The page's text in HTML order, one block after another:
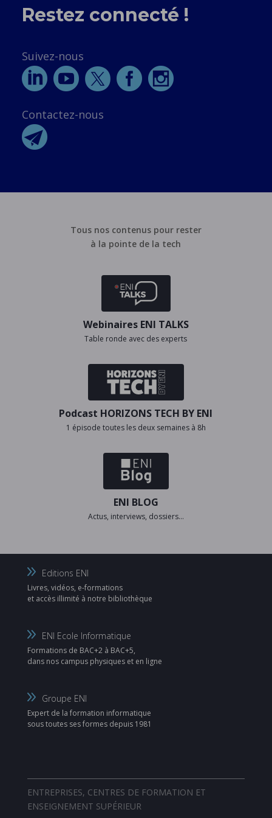
Restez connecté !
Suivez-nous
Contactez-nous
Tous nos contenus pour rester
à la pointe de la tech
Webinaires ENI TALKS
Table ronde avec des experts
Podcast HORIZONS TECH BY ENI
1 épisode toutes les deux semaines à 8h
ENI BLOG
Actus, interviews, dossiers…
Editions ENI
Livres, vidéos, e-formations
et accès illimité à notre bibliothèque
ENI Ecole Informatique
Formations de BAC+2 à BAC+5,
dans nos campus physiques et en ligne
Groupe ENI
Expert de la formation informatique
sous toutes ses formes depuis 1981
ENTREPRISES, CENTRES DE FORMATION ET
ENSEIGNEMENT SUPÉRIEUR